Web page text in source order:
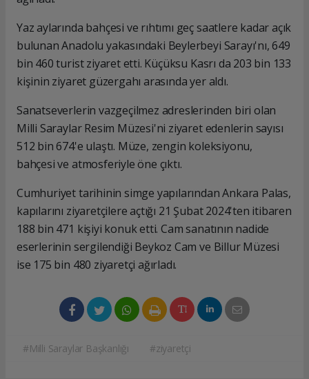
Yaz aylarında bahçesi ve rıhtımı geç saatlere kadar açık
bulunan Anadolu yakasındaki Beylerbeyi Sarayı'nı, 649
bin 460 turist ziyaret etti. Küçüksu Kasrı da 203 bin 133
kişinin ziyaret güzergahı arasında yer aldı.
Sanatseverlerin vazgeçilmez adreslerinden biri olan
Milli Saraylar Resim Müzesi'ni ziyaret edenlerin sayısı
512 bin 674'e ulaştı. Müze, zengin koleksiyonu,
bahçesi ve atmosferiyle öne çıktı.
Cumhuriyet tarihinin simge yapılarından Ankara Palas,
kapılarını ziyaretçilere açtığı 21 Şubat 2024'ten itibaren
188 bin 471 kişiyi konuk etti. Cam sanatının nadide
eserlerinin sergilendiği Beykoz Cam ve Billur Müzesi
ise 175 bin 480 ziyaretçi ağırladı.
#Milli Saraylar Başkanlığı #ziyaretçi